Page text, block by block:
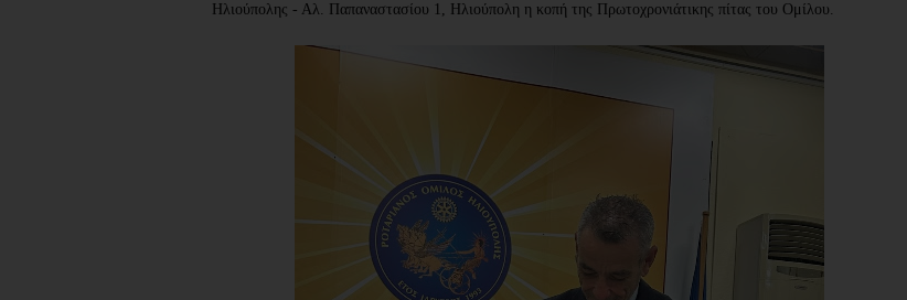
Ηλιούπολης - Αλ. Παπαναστασίου 1, Ηλιούπολη η κοπή της Πρωτοχρονιάτικης πίτας του Ομίλου.